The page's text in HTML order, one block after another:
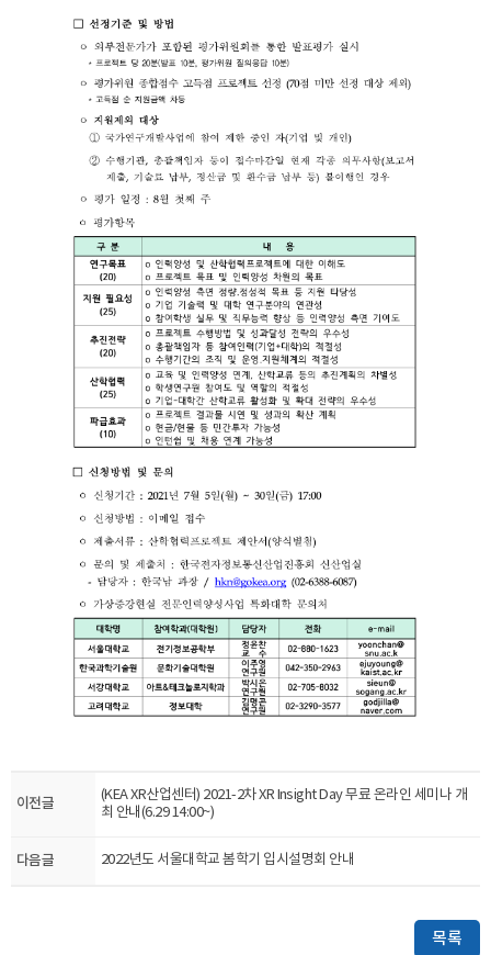
이전글
(KEA XR산업센터) 2021-2차 XR Insight Day 무료 온라인 세미나 개
최 안내(6.29 14:00~)
다음글 2022년도 서울대학교 봄학기 입시설명회 안내
목록